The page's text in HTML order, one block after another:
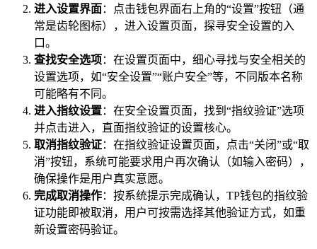
进入设置界面：点击钱包界面右上角的“设置”按钮（通
常是齿轮图标），进入设置页面，探寻安全设置的入
口。
查找安全选项 ：在设置页面中，细心寻找与安全相关的
设置选项，如“安全设置”“账户安全”等，不同版本名称
可能略有不同。
进入指纹设置：在安全设置页面，找到“指纹验证”选项
并点击进入，直面指纹验证的设置核心。
取消指纹验证：在指纹验证设置页面，点击“关闭”或“取
消”按钮，系统可能要求用户再次确认（如输入密码），
确保操作是用户真实意愿。
完成取消操作：按系统提示完成确认，TP钱包的指纹验
证功能即被取消，用户可按需选择其他验证方式，如重
新设置密码验证。